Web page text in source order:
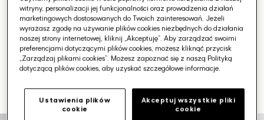
witryny, personalizacji jej funkcjonalności oraz prowadzenia działań
marketingowych dostosowanych do Twoich zainteresowań. Jeżeli
wyrażasz zgodę na używanie plików cookies niezbędnych do działania
naszej strony internetowej, kliknij „Akceptuję”. Aby zarządzać swoimi
preferencjami dotyczącymi plików cookies, możesz kliknąć przycisk
„Zarządzaj plikami cookies”. Możesz zapoznać się z naszą Polityką
dotyczącą plików cookies, aby uzyskać szczegółowe informacje.
Ustawienia plików
cookie
Akceptuj wszystkie pliki
cookie